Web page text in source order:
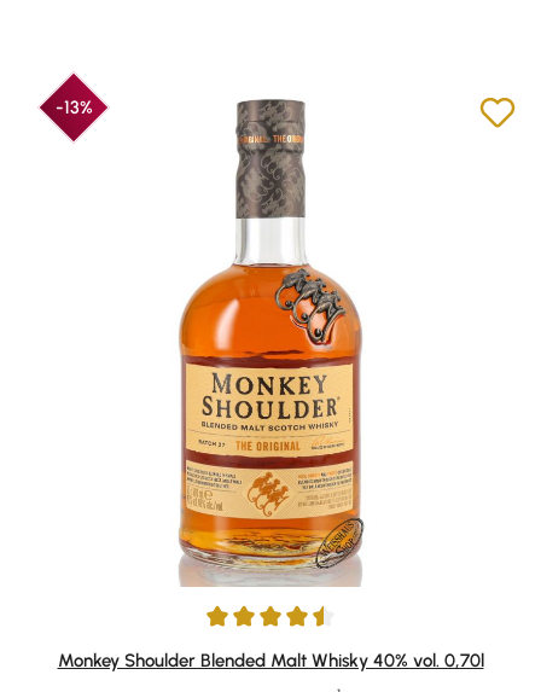
-13%
Durchschnittliche Bewertung von 4.6 von 5 Sternen
Monkey Shoulder Blended Malt Whisky 40% vol. 0,70l